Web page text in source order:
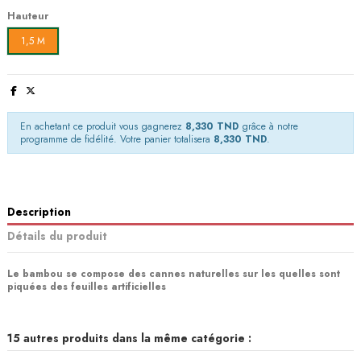
Hauteur
1,5 M
En achetant ce produit vous gagnerez 8,330 TND grâce à notre
programme de fidélité. Votre panier totalisera 8,330 TND.
Description
Détails du produit
Le bambou se compose des cannes naturelles sur les quelles sont
piquées des feuilles artificielles
15 autres produits dans la même catégorie :